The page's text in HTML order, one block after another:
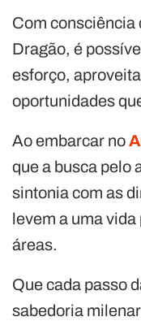
Com consciência
Dragão, é
esforço,
oportunidades
Ao embarcar no
que a busca pelo
sintonia com as
levem a uma
áreas.
Que cada passo
sabedoria